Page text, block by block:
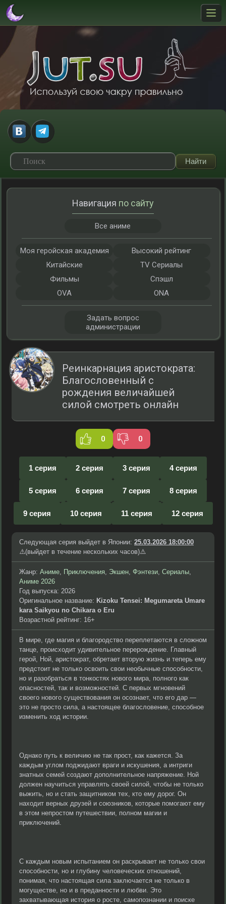
Реинкарнация аристократа:
Благословенный с
рождения величайшей
силой смотреть онлайн
0 0
1 серия 2 серия 3 серия 4 серия
5 серия 6 серия 7 серия 8 серия
9 серия 10 серия 11 серия 12 серия
Следующая серия выйдет в Японии: 25.03.2026 18:00:00
⚠️(выйдет в течение нескольких часов)⚠️
Жанр: Аниме, Приключения, Экшен, Фэнтези, Сериалы,
Аниме 2026
Год выпуска: 2026
Оригинальное название: Kizoku Tensei: Megumareta Umare
kara Saikyou no Chikara o Eru
Возрастной рейтинг: 16+
В мире, где магия и благородство переплетаются в сложном
танце, происходит удивительное перерождение. Главный
герой, Ной, аристократ, обретает вторую жизнь и теперь ему
предстоит не только освоить свои необычные способности,
но и разобраться в тонкостях нового мира, полного как
опасностей, так и возможностей. С первых мгновений
своего нового существования он осознает, что его дар —
это не просто сила, а настоящее благословение, способное
изменить ход истории.
Однако путь к величию не так прост, как кажется. За
каждым углом поджидают враги и искушения, а интриги
знатных семей создают дополнительное напряжение. Ной
должен научиться управлять своей силой, чтобы не только
выжить, но и стать защитником тех, кто ему дорог. Он
находит верных друзей и союзников, которые помогают ему
в этом непростом путешествии, полном магии и
приключений.
С каждым новым испытанием он раскрывает не только свои
способности, но и глубину человеческих отношений,
понимая, что настоящая сила заключается не только в
могуществе, но и в преданности и любви. Это
захватывающая история о росте, самопознании и поиске
Навигация по сайту
Все аниме
Моя геройская академия
Высокий рейтинг
Китайские
TV Сериалы
Фильмы
Спэшл
OVA
ONA
Задать вопрос
администрации